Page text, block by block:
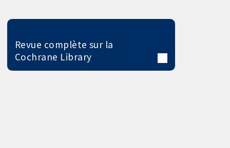
Revue complète sur la
Cochrane Library